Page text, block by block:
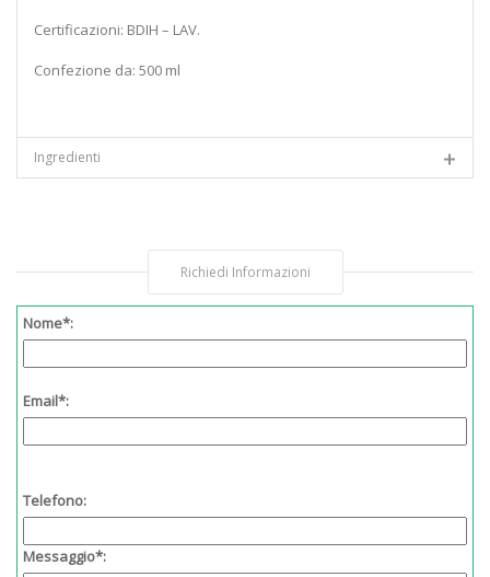
Certificazioni: BDIH – LAV.
Confezione da: 500 ml
Ingredienti
Richiedi Informazioni
Nome*:
Email*:
Telefono:
Messaggio*: